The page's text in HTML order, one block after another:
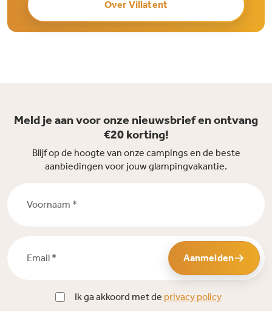
Over Villatent
Meld je aan voor onze nieuwsbrief en ontvang
€20 korting!
Blijf op de hoogte van onze campings en de beste
aanbiedingen voor jouw glampingvakantie.
Aanmelden
Ik ga akkoord met de privacy policy